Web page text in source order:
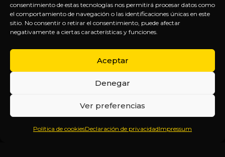
consentimiento de estas tecnologías nos permitirá procesar datos como
el comportamiento de navegación o las identificaciones únicas en este
sitio. No consentir o retirar el consentimiento, puede afectar
negativamente a ciertas características y funciones.
Aceptar
Denegar
Ver preferencias
Política de cookiesDeclaración de privacidadImpressum
publicaciones y
actualizaciones de tu
suscripción.
Inicio
Sobre
Política
de
SÍGUENOS